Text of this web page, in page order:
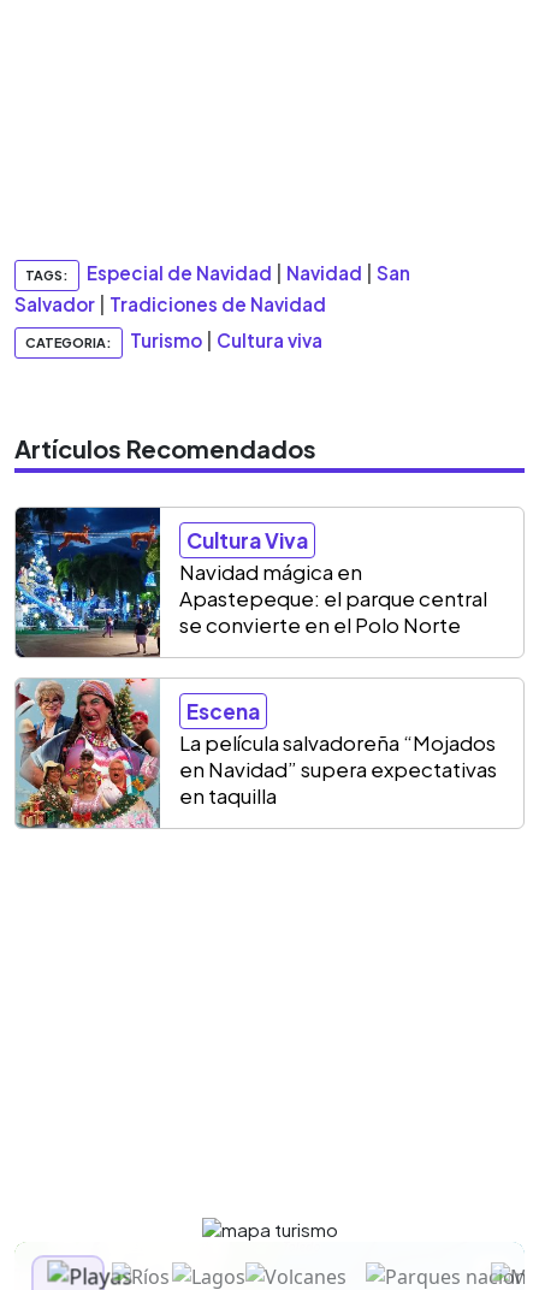
TAGS: Especial de Navidad Navidad
San
Salvador
Tradiciones de Navidad
CATEGORIA: Turismo Cultura viva
Artículos Recomendados
Cultura Viva
Navidad mágica en
Apastepeque: el parque central
se convierte en el Polo Norte
Escena
La película salvadoreña “Mojados
en Navidad” supera expectativas
en taquilla